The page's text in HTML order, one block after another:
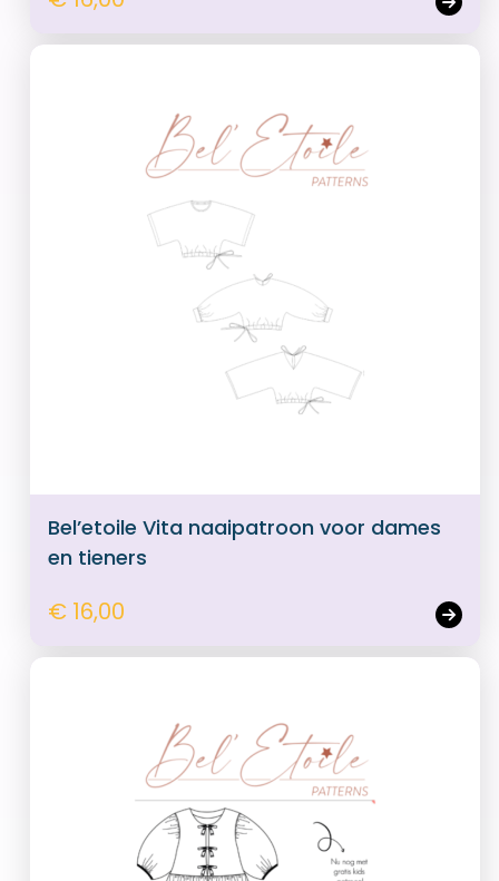
Bel’etoile Vita naaipatroon voor dames
en tieners
€ 16,00